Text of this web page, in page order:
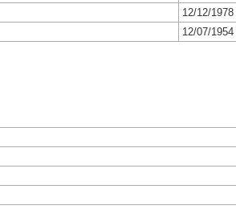
12/12/1978
12/07/1954